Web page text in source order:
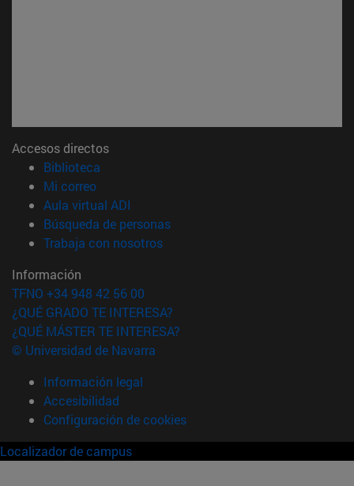
Accesos directos
Biblioteca
Mi correo(abre en nueva ventana)
Aula virtual ADI
Búsqueda de personas(abre en nueva ventana)
Trabaja con nosotros(abre en nueva ventana)
Información
TFNO +34 948 42 56 00
¿QUÉ GRADO TE INTERESA?
¿QUÉ MÁSTER TE INTERESA?
© Universidad de Navarra
Información legal
Accesibilidad
Configuración de cookies
Localizador de campus